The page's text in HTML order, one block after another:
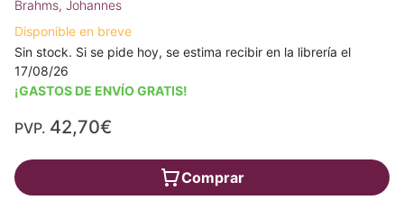
Brahms, Johannes
Disponible en breve
Sin stock. Si se pide hoy, se estima recibir en la librería el
17/08/26
¡GASTOS DE ENVÍO GRATIS!
PVP. 42,70€
Comprar